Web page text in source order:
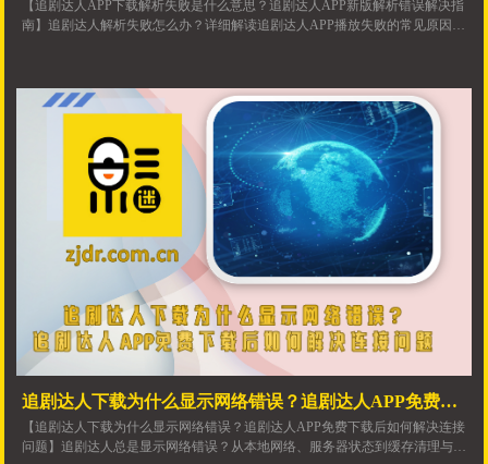
版解析错误解决指南
【追剧达人APP下载解析失败是什么意思？追剧达人APP新版解析错误解决指
南】追剧达人解析失败怎么办？详细解读追剧达人APP播放失败的常见原因，
追剧达人下载为什么显示网络错误？追剧达人APP免费下
载后如何解决连接问题
【追剧达人下载为什么显示网络错误？追剧达人APP免费下载后如何解决连接
问题】追剧达人总是显示网络错误？从本地网络、服务器状态到缓存清理与权